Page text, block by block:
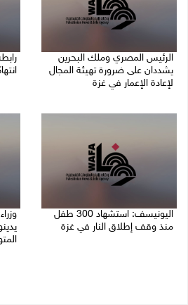
الرئيس المصري وملك البحرين
يشددان على ضرورة تهيئة المجال
لإعادة الإعمار في غزة
اليونيسف: استشهاد 300 طفل
منذ وقف إطلاق النار في غزة